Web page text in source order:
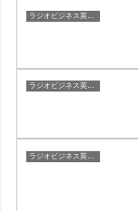
ラジオビジネス英会話
ラジオビジネス英会話
ラジオビジネス英会話